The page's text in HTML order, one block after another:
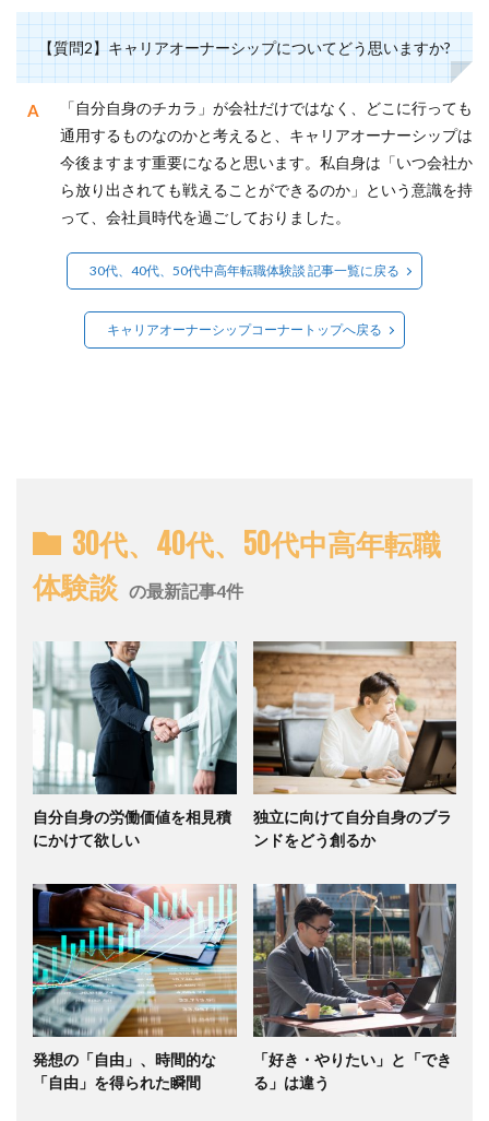
【質問2】キャリアオーナーシップについてどう思いますか?
「自分自身のチカラ」が会社だけではなく、どこに行っても
通用するものなのかと考えると、キャリアオーナーシップは
今後ますます重要になると思います。私自身は「いつ会社か
ら放り出されても戦えることができるのか」という意識を持
って、会社員時代を過ごしておりました。
30代、40代、50代中高年転職体験談 記事一覧に戻る
キャリアオーナーシップコーナートップへ戻る
30代、40代、50代中高年転職
体験談 の最新記事4件
自分自身の労働価値を相見積
にかけて欲しい
独立に向けて自分自身のブラ
ンドをどう創るか
発想の「自由」、時間的な
「自由」を得られた瞬間
「好き・やりたい」と「でき
る」は違う